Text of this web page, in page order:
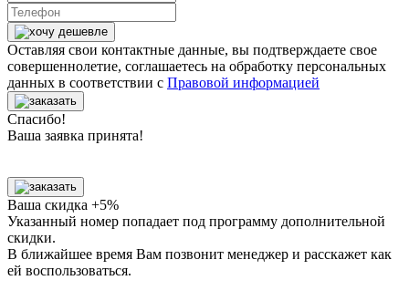
Оставляя свои контактные данные, вы подтверждаете свое
совершеннолетие, соглашаетесь на обработку персональных
данных в соответствии с Правовой информацией
Спасибо!
Ваша заявка принята!
Ваша скидка +5%
Указанный номер попадает под программу дополнительной
скидки.
В ближайшее время Вам позвонит менеджер и расскажет как
ей воспользоваться.